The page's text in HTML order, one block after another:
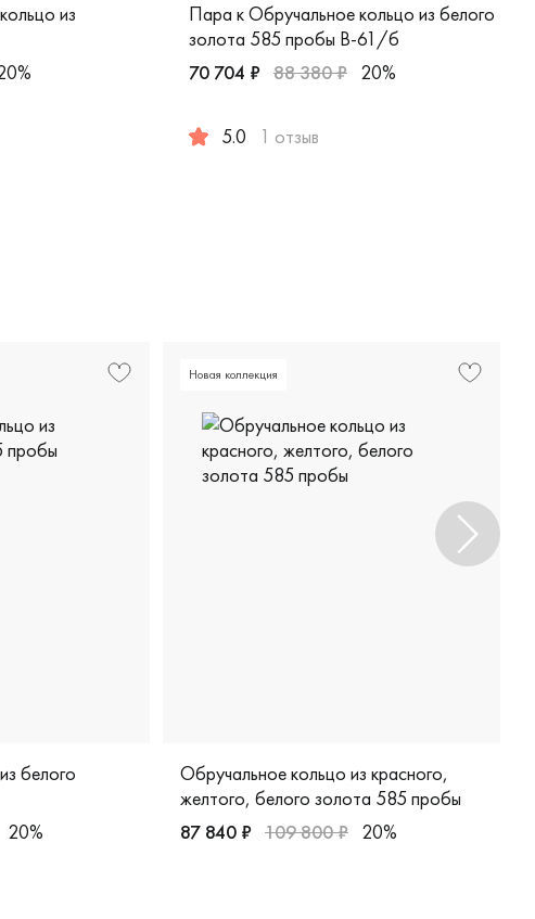
210-000-718
из
Пара к Обручальное кольцо из белого
золота 585 пробы В-61/б
70 704 ₽ 88 380 ₽ 20%
5.0 1 отзыв
белого
20%
Новая коллекция
Обручальное кольцо из красного,
желтого, белого золота 585 пробы
87 840 ₽ 109 800 ₽ 20%